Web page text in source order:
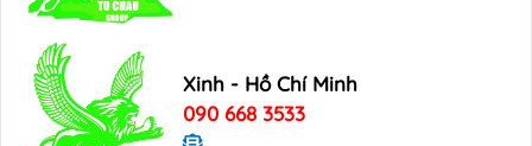
Xinh - Hồ Chí Minh
090 668 3533